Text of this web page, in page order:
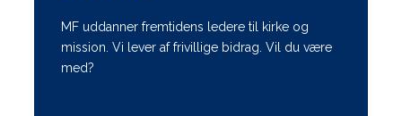
MF uddanner fremtidens ledere til kirke og
mission. Vi lever af frivillige bidrag. Vil du være
med?